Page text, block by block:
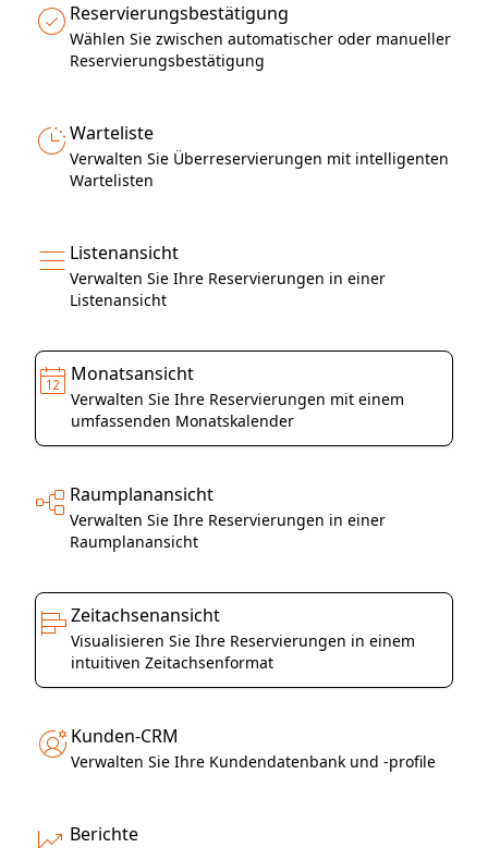
Reservierungsbestätigung
Wählen Sie zwischen automatischer oder manueller
Reservierungsbestätigung
Warteliste
Verwalten Sie Überreservierungen mit intelligenten
Wartelisten
Listenansicht
Verwalten Sie Ihre Reservierungen in einer
Listenansicht
Monatsansicht
Verwalten Sie Ihre Reservierungen mit einem
umfassenden Monatskalender
Raumplanansicht
Verwalten Sie Ihre Reservierungen in einer
Raumplanansicht
Zeitachsenansicht
Visualisieren Sie Ihre Reservierungen in einem
intuitiven Zeitachsenformat
Kunden-CRM
Verwalten Sie Ihre Kundendatenbank und -profile
Berichte